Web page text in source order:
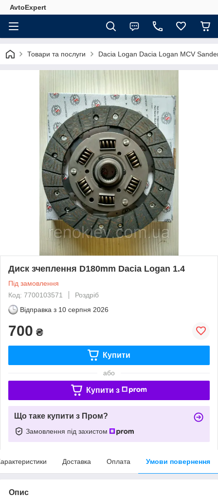
AvtoExpert
Товари та послуги Dacia Logan Dacia Logan MCV
Диск зчеплення D180mm Dacia Logan 1.4
Під замовлення
Код: 7700103571
Роздріб
Відправка з 10 серпня 2026
700 ₴
Купити
або
Купити з
Що таке купити з Пром?
Замовлення під захистом
Доставка Оплата Умови повернення
Опис